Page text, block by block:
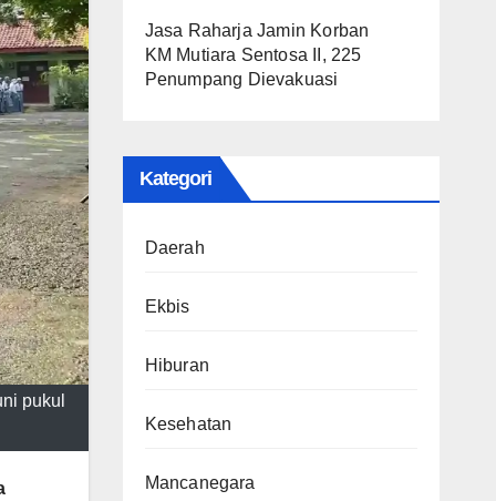
pukul
Jasa Raharja Jamin Korban
KM Mutiara Sentosa II, 225
Penumpang Dievakuasi
Kategori
Daerah
Ekbis
Hiburan
Kesehatan
Mancanegara